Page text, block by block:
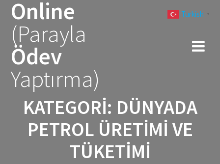
Online
(Parayla
Ödev
Yaptırma)
KATEGORI: DÜNYADA
PETROL ÜRETIMI VE
TÜKETIMI
Turkish ▼